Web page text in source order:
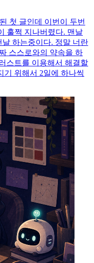
첫 글인데 이번이 두번
훌쩍 지나버렸다. 맨날
하는중이다. 정말 너란
스스로와의 약속을 하
스트를 이용해서 해결할
기 위해서 2일에 하나씩